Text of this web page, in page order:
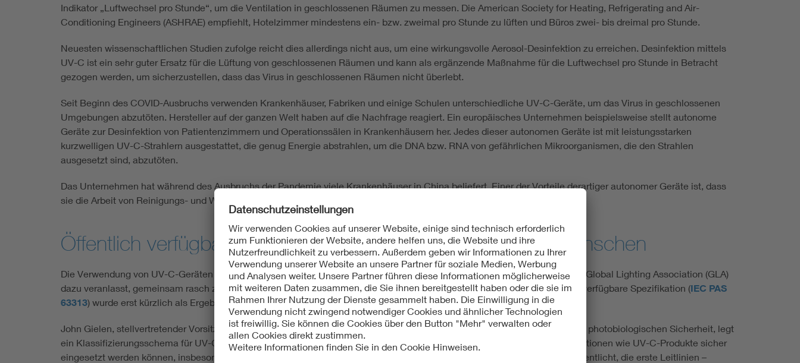
Indikator „Luftwechsel pro Stunde“, um die Ventilation in geschlossenen Räumen zu messen. Die American Society for Heating, Refrigerating and Air-
Conditioning Engineers (ASHRAE) empfiehlt, Hotelzimmer mindestens ein- bzw. zweimal pro Stunde zu lüften und Büros zwei- bis dreimal pro Stunde.
Neuesten wissenschaftlichen Studien zufolge reicht dies allerdings nicht aus, um eine wirkungsvolle Aerosol-Desinfektion zu erreichen. Desinfektion mittels
UV-C ist ein sehr guter Ersatz für die Lüftung von geschlossenen Räumen und kann als ergänzende Maßnahme für die Luftwechsel pro Stunde in Betracht
gezogen werden, um sicherzustellen, dass das Virus in geschlossenen Räumen nicht überlebt.
Seit Beginn des COVID-Ausbruchs verwenden Krankenhäuser, Fabriken und einige Schulen unterschiedliche UV-C-Geräte, um das Virus in geschlossenen
Umgebungen abzutöten. Hersteller auf der ganzen Welt haben auf die Nachfrage reagiert. Ein europäisches Unternehmen beispielsweise stellt autonome
Geräte zur Desinfektion von Patientenzimmern und Operationssälen in Krankenhäusern her. Jedes dieser autonomen Geräte ist mit leistungsstarken
kurzwelligen UV-C-Strahlern ausgestattet, die genug Energie abstrahlen, um die DNA bzw. RNA von gefährlichen Mikroorganismen, die den Strahlen
ausgesetzt sind, abzutöten.
Das Unternehmen hat während des Ausbruchs der Pandemie viele Krankenhäuser in China beliefert. Einer der Vorteile derartiger autonomer Geräte ist, dass
sie die Arbeit von Reinigungs- und Wartungspersonal übernehmen können, das durch das Virus gefährdet wäre.
Öffentlich verfügbare Spezifikation (PAS) zum Schutz von Menschen
Die Verwendung von UV-C-Geräten zur Abtötung von Keimen ist nicht ganz ohne Risiko. Die Pandemie hat die IEC und die Global Lighting Association (GLA)
dazu veranlasst, gemeinsam rasch zu handeln, um die Risiken beim Einsatz solcher Geräte zu minimieren. Eine öffentlich verfügbare Spezifikation (IEC PAS
63313) wurde erst kürzlich als Ergebnis dieser gemeinsamen Anstrengungen veröffentlicht.
John Gielen, stellvertretender Vorsitzender von IEC/TC 34, erklärt, wie die PAS entwickelt wurde: „IEC 62471, eine Norm zur photobiologischen Sicherheit, legt
ein Klassifizierungsschema für UV-C-Sicherheit fest, aber es gibt keine internationalen Normen mit umfassenden Spezifikationen wie UV-C-Produkte sicher
eingesetzt werden können, insbesondere, wenn sich Menschen in der Nähe aufhalten. Die GLA hat eine Empfehlung veröffentlicht, die erste Leitlinien –